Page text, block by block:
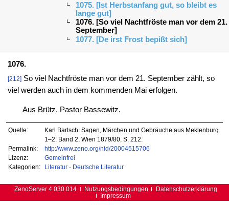
1075. [Ist Herbstanfang gut, so bleibt es
lange gut]
1076. [So viel Nachtfröste man vor dem 21.
September]
1077. [De irst Frost bepißt sich]
1076.
[212]So viel Nachtfröste man vor dem 21. September zählt, so
viel werden auch in dem kommenden Mai erfolgen.
Aus Brütz. Pastor Bassewitz.
Quelle:
Karl Bartsch: Sagen, Märchen und Gebräuche aus Meklenburg
1–2. Band 2, Wien 1879/80, S. 212.
Permalink:
http://www.zeno.org/nid/20004515706
Lizenz:
Gemeinfrei
Kategorien:
Literatur· Deutsche Literatur
ZenoServer 4.030.014 Nutzungsbedingungen
Datenschutzerklärung
Impressum